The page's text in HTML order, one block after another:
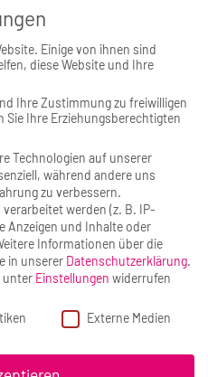
News
Einige von ihnen sind
diese Website und Ihre
Ihre Zustimmung zu freiwilligen
Ihre Erziehungsberechtigten
Technologien auf unserer
während andere uns
zu verbessern.
werden (z. B. IP-
Anzeigen und Inhalte oder
Informationen über die
in unserer Datenschutzerklärung.
unter Einstellungen widerrufen
Externe Medien